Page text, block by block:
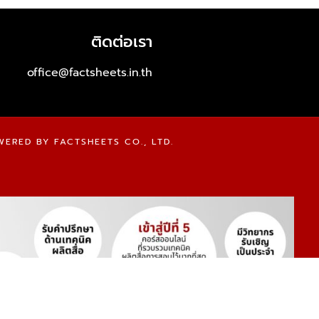
ติดต่อเรา
office@factsheets.in.th
BY FACTSHEETS CO., LTD.